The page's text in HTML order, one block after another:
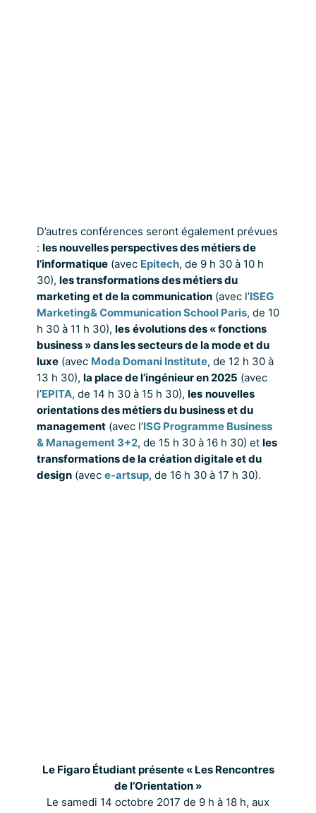
D’autres conférences seront également prévues
: les nouvelles perspectives des métiers de
l’informatique (avec Epitech, de 9 h 30 à 10 h
30), les transformations des métiers du
marketing et de la communication (avec l’ISEG
Marketing& Communication School Paris, de 10
h 30 à 11 h 30), les évolutions des « fonctions
business » dans les secteurs de la mode et du
luxe (avec Moda Domani Institute, de 12 h 30 à
13 h 30), la place de l’ingénieur en 2025 (avec
l’EPITA, de 14 h 30 à 15 h 30), les nouvelles
orientations des métiers du business et du
management (avec l’ISG Programme Business
& Management 3+2, de 15 h 30 à 16 h 30) et les
transformations de la création digitale et du
design (avec e-artsup, de 16 h 30 à 17 h 30).
Le Figaro Étudiant présente « Les Rencontres
de l’Orientation »
Le samedi 14 octobre 2017 de 9 h à 18 h, aux